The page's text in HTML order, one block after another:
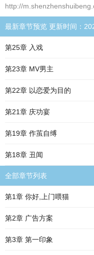
http://
最新章节预览 更新时间：
第25章 入戏
第23章 MV男主
第22章 以恋爱为目的
第21章 庆功宴
第19章 作茧自缚
第18章 丑闻
全部章节列表
第1章 你好,上门喂猫
第2章 广告方案
第3章 第一印象